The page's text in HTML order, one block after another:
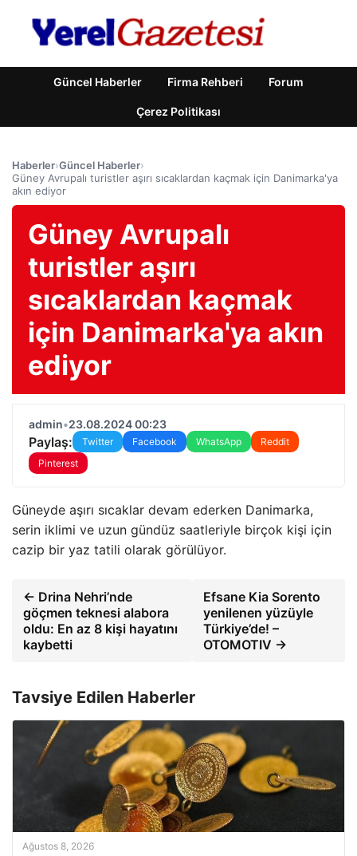
Güncel Haberler Firma Rehberi Forum
Çerez Politikası
Haberler›Güncel Haberler›
Güney Avrupalı turistler aşırı sıcaklardan kaçmak için Danimarka'ya
akın ediyor
Güney Avrupalı
turistler aşırı
sıcaklardan kaçmak
için Danimarka'ya akın
ediyor
admin•23.08.2024 00:23
Paylaş: Twitter Facebook WhatsApp
Reddit
Pinterest
Güneyde aşırı sıcaklar devam ederken Danimarka,
serin iklimi ve uzun gündüz saatleriyle birçok kişi için
cazip bir yaz tatili olarak görülüyor.
← Drina Nehri’nde
göçmen teknesi alabora
oldu: En az 8 kişi hayatını
kaybetti
Efsane Kia Sorento
yenilenen yüzüyle
Türkiye’de! –
OTOMOTIV →
Tavsiye Edilen Haberler
Ağustos 8, 2026